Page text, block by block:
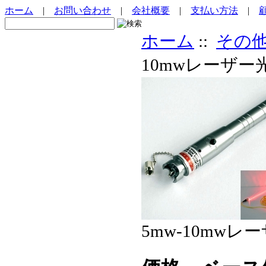
ホーム | お問い合わせ | 会社概要 | 支払い方法 |
ホーム :: その
10mwレーザー
5mw-10mwレ